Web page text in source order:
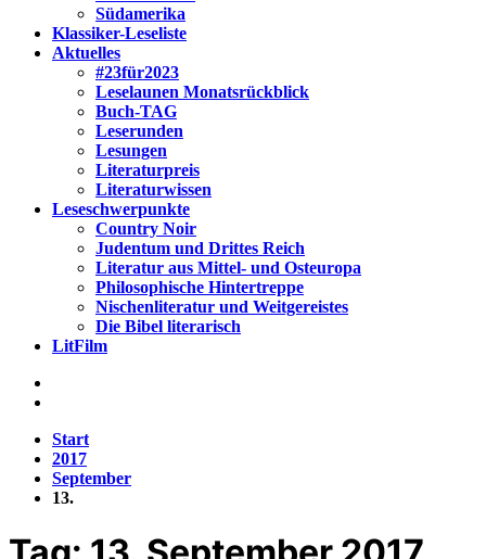
Südamerika
Klassiker-Leseliste
Aktuelles
#23für2023
Leselaunen Monatsrückblick
Buch-TAG
Leserunden
Lesungen
Literaturpreis
Literaturwissen
Leseschwerpunkte
Country Noir
Judentum und Drittes Reich
Literatur aus Mittel- und Osteuropa
Philosophische Hintertreppe
Nischenliteratur und Weitgereistes
Die Bibel literarisch
LitFilm
Start
2017
September
13.